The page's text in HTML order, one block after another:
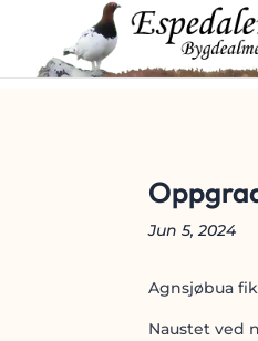
Jun 5, 2024
Agnsjøbua
Naustet ved